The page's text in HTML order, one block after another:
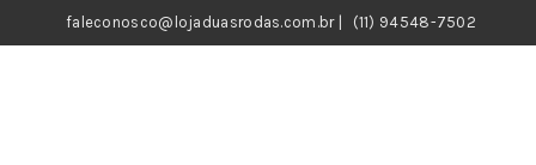
faleconosco@lojaduasrodas.com.br| (11) 94548-7502